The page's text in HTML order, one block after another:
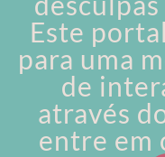
Este
para uma
de
através
entre em